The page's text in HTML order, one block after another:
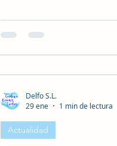
de Madrid, abordamos
guiados siempre por una
ofrecemos la posibilidad
culturales y de ocio en
autocuidado y
Actualidad
Delfo S.L.
29 ene
1 min de lectura